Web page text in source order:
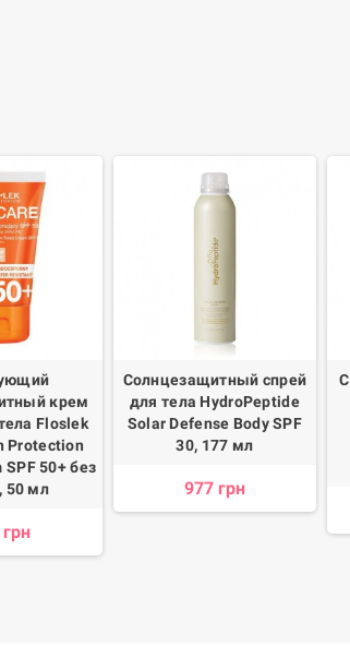
крем
Floslek
Protection
50+ без
50 мл
Солнцезащитный спрей
для тела HydroPeptide
Solar Defense Body SPF
30, 177 мл
977 грн